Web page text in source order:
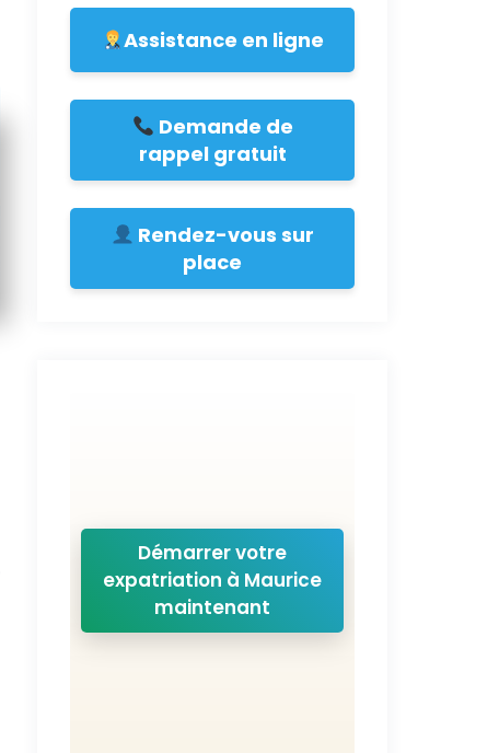
Assistance en ligne
Demande de
rappel gratuit
Rendez-vous sur
place
Démarrer votre
expatriation à Maurice
maintenant